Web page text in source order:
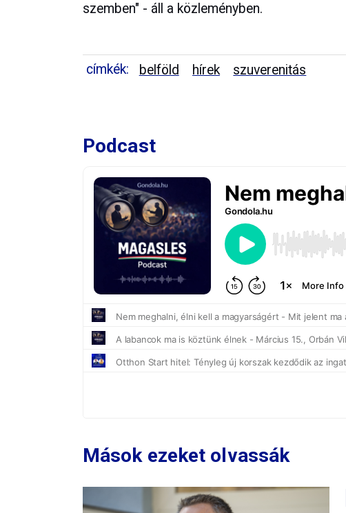
szemben" - áll a közleményben.
címkék: belföld hírek szuverenitás
Podcast
Mások ezeket olvassák